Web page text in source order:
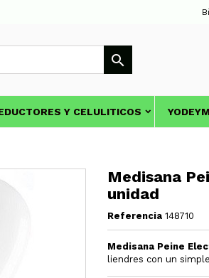

Y CELULITICOS
Medisana
unidad
Referencia 148710
Medisana Peine
liendres con un